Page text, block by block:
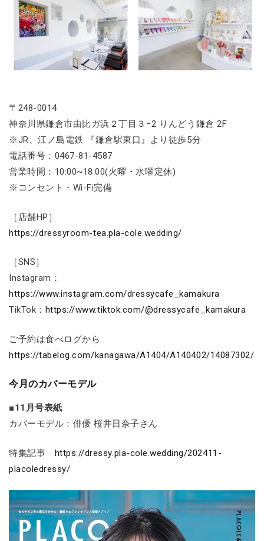
〒248-0014
神奈川県鎌倉市由比ガ浜２丁目３−2 りんどう鎌倉 2F
※JR、江ノ島電鉄 『鎌倉駅東口』より徒歩5分
電話番号：0467-81-4587
営業時間：10:00~18:00(火曜・水曜定休)
※コンセント・Wi-Fi完備
［店舗HP］
https://dressyroom-tea.pla-cole.wedding/
［SNS］
Instagram：
https://www.instagram.com/dressycafe_kamakura
TikTok： https://www.tiktok.com/@dressycafe_kamakura
ご予約は食べログから
https://tabelog.com/kanagawa/A1404/A140402/14087302/
今月のカバーモデル
■11月号表紙
カバーモデル：俳優 桜井日奈子さん
特集記事 https://dressy.pla-cole.wedding/202411-
placoledressy/